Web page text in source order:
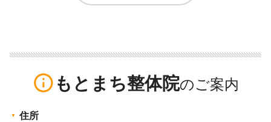
info_outline もとまち整体院
住所